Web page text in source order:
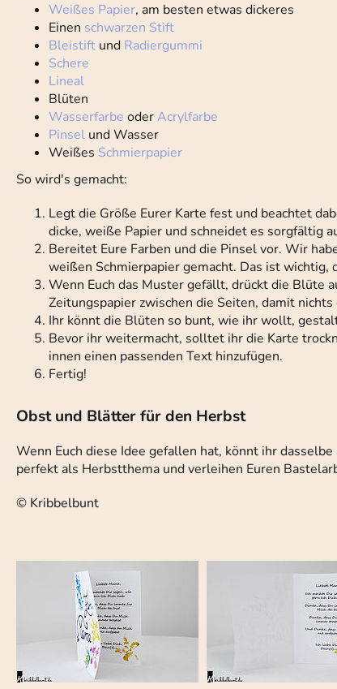
Weißes Papier, am besten etwas dickeres
Einen schwarzen Stift
Bleistift und Radiergummi
Schere
Lineal
Blüten
Wasserfarbe oderAcrylfarbe
Pinsel und Wasser
Weißes Schmierpapier
So wird's gemacht:
Legt die Größe Eurer Karte fest und beachtet
dicke, weiße Papier und schneidet es sorgfältig
Bereitet Eure Farben und die Pinsel vor. Wir
weißen Schmierpapier gemacht. Das ist
Wenn Euch das Muster gefällt, drückt die Blüte
Zeitungspapier zwischen die Seiten, damit nichts
Ihr könnt die Blüten so bunt, wie ihr wollt,
Bevor ihr weitermacht, solltet ihr die Karte
innen einen passenden Text hinzufügen.
Fertig!
Obst und Blätter für den Herbst
Wenn Euch diese Idee gefallen hat, könnt ihr
perfekt als Herbstthema und verleihen Euren
© Kribbelbunt